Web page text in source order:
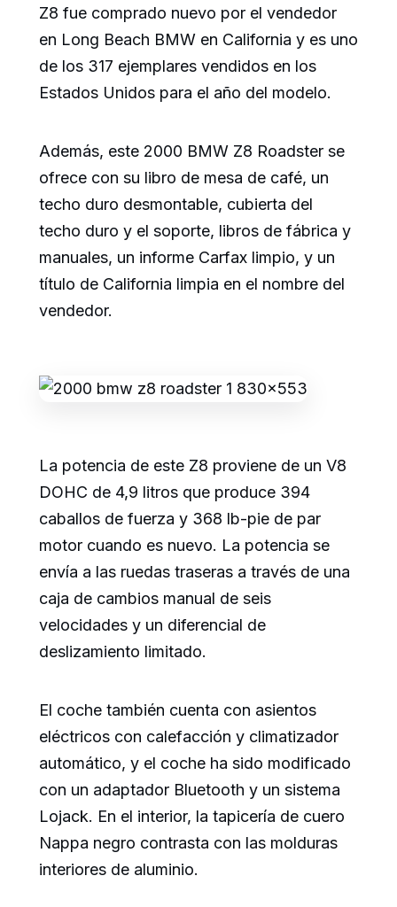
Z8 fue comprado nuevo por el vendedor
en Long Beach BMW en California y es uno
de los 317 ejemplares vendidos en los
Estados Unidos para el año del modelo.
Además, este 2000 BMW Z8 Roadster se
ofrece con su libro de mesa de café, un
techo duro desmontable, cubierta del
techo duro y el soporte, libros de fábrica y
manuales, un informe Carfax limpio, y un
título de California limpia en el nombre del
vendedor.
La potencia de este Z8 proviene de un V8
DOHC de 4,9 litros que produce 394
caballos de fuerza y 368 lb-pie de par
motor cuando es nuevo. La potencia se
envía a las ruedas traseras a través de una
caja de cambios manual de seis
velocidades y un diferencial de
deslizamiento limitado.
El coche también cuenta con asientos
eléctricos con calefacción y climatizador
automático, y el coche ha sido modificado
con un adaptador Bluetooth y un sistema
Lojack. En el interior, la tapicería de cuero
Nappa negro contrasta con las molduras
interiores de aluminio.